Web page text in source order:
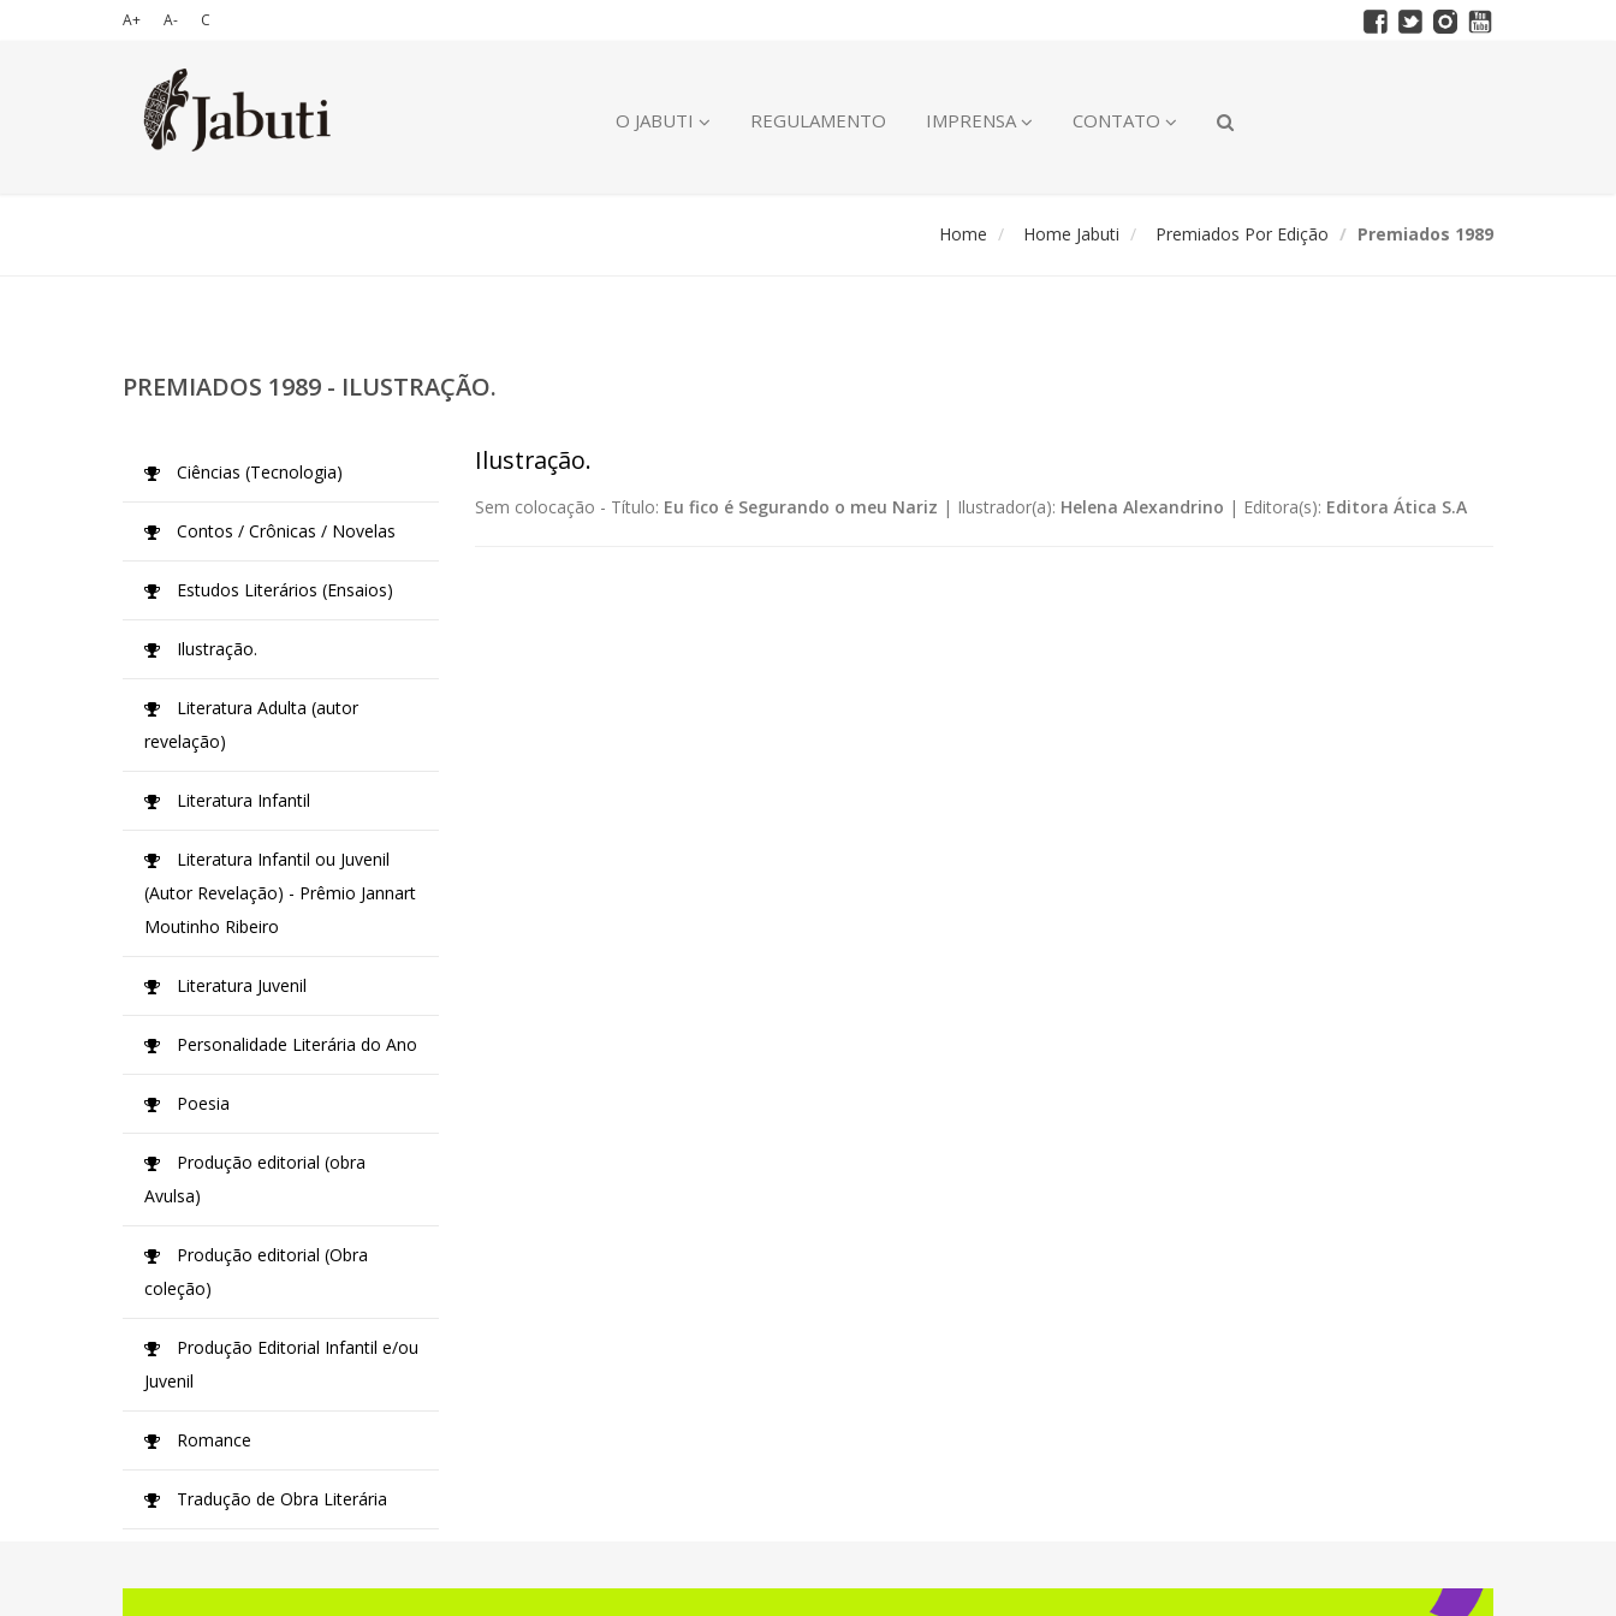
A+ A- C
O JABUTI REGULAMENTO IMPRENSA CONTATO
Home Home Jabuti Premiados Por Edição Premiados 1989
PREMIADOS 1989 - ILUSTRAÇÃO.
Ilustração.
Sem colocação - Título: Eu fico é Segurando o meu Nariz | Ilustrador(a): Helena Alexandrino | Editora(s): Editora Ática S.A
Ciências (Tecnologia)
Contos / Crônicas / Novelas
Estudos Literários (Ensaios)
Ilustração.
Literatura Adulta (autor
revelação)
Literatura Infantil
Literatura Infantil ou Juvenil
(Autor Revelação) - Prêmio Jannart
Moutinho Ribeiro
Literatura Juvenil
Personalidade Literária do Ano
Poesia
Produção editorial (obra
Avulsa)
Produção editorial (Obra
coleção)
Produção Editorial Infantil e/ou
Juvenil
Romance
Tradução de Obra Literária